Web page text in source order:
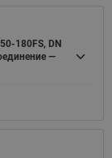
180FS, DN
—